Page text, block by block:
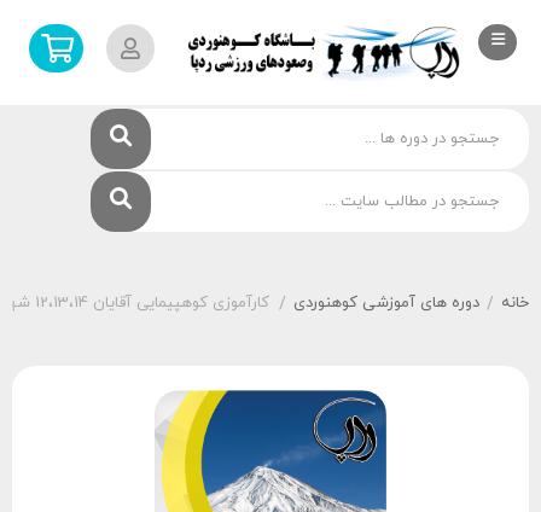
خانه / دوره های آموزشی کوهنوردی / کارآموزی کوهپیمایی آقایان 12،13،14 شهریور 1399